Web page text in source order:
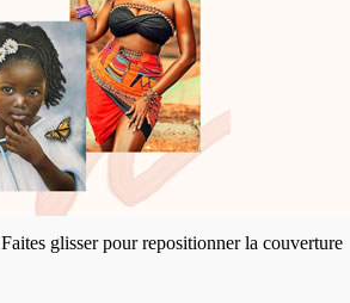
Faites glisser pour repositionner la couverture